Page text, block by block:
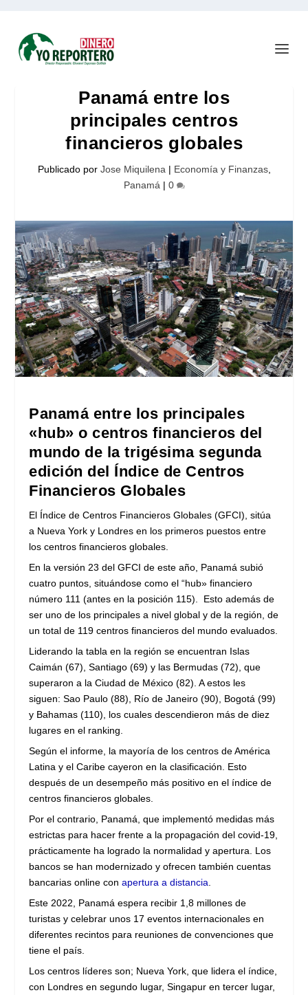
Panamá entre los
principales centros
financieros globales
Publicado por Jose Miquilena | Economía y Finanzas,
Panamá | 0
Panamá entre los principales
«hub» o centros financieros del
mundo de la trigésima segunda
edición del Índice de Centros
Financieros Globales
El Índice de Centros Financieros Globales (GFCI), sitúa
a Nueva York y Londres en los primeros puestos entre
los centros financieros globales.
En la versión 23 del GFCI de este año, Panamá subió
cuatro puntos, situándose como el “hub» financiero
número 111 (antes en la posición 115). Esto además de
ser uno de los principales a nivel global y de la región, de
un total de 119 centros financieros del mundo evaluados.
Liderando la tabla en la región se encuentran Islas
Caimán (67), Santiago (69) y las Bermudas (72), que
superaron a la Ciudad de México (82). A estos les
siguen: Sao Paulo (88), Río de Janeiro (90), Bogotá (99)
y Bahamas (110), los cuales descendieron más de diez
lugares en el ranking.
Según el informe, la mayoría de los centros de América
Latina y el Caribe cayeron en la clasificación. Esto
después de un desempeño más positivo en el índice de
centros financieros globales.
Por el contrario, Panamá, que implementó medidas más
estrictas para hacer frente a la propagación del covid-19,
prácticamente ha logrado la normalidad y apertura. Los
bancos se han modernizado y ofrecen también cuentas
bancarias online conapertura a distancia
Este 2022, Panamá espera recibir 1,8 millones de
turistas y celebrar unos 17 eventos internacionales en
diferentes recintos para reuniones de convenciones que
tiene el país.
Los centros líderes son; Nueva York, que lidera el índice,
con Londres en segundo lugar, Singapur en tercer lugar,